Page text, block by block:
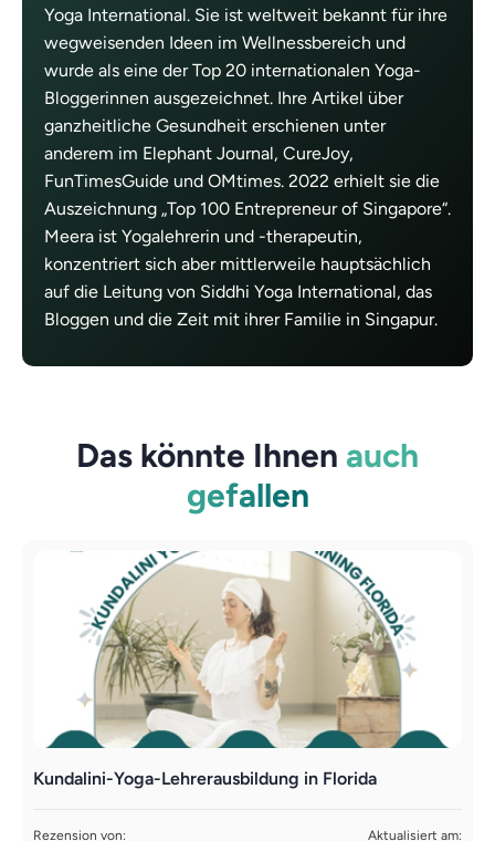
Yoga International. Sie ist weltweit bekannt für ihre
wegweisenden Ideen im Wellnessbereich und
wurde als eine der Top 20 internationalen Yoga-
Bloggerinnen ausgezeichnet. Ihre Artikel über
ganzheitliche Gesundheit erschienen unter
anderem im Elephant Journal, CureJoy,
FunTimesGuide und OMtimes. 2022 erhielt sie die
Auszeichnung „Top 100 Entrepreneur of Singapore“.
Meera ist Yogalehrerin und -therapeutin,
konzentriert sich aber mittlerweile hauptsächlich
auf die Leitung von Siddhi Yoga International, das
Bloggen und die Zeit mit ihrer Familie in Singapur.
Das könnte Ihnen auch
gefallen
Kundalini-Yoga-Lehrerausbildung in Florida
Rezension von:
Aktualisiert am: